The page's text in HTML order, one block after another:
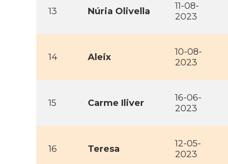
13 Núria Olivella
11-08-
2023
14 Aleix
10-08-
2023
15 Carme Iliver
16-06-
2023
16 Teresa
12-05-
2023